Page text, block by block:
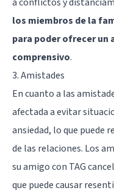
los miembros de la
para poder ofrecer un
comprensivo.
3. Amistades
En cuanto a las
afectada a evitar
ansiedad, lo que puede
de las relaciones. Los
su amigo con TAG
que puede causar